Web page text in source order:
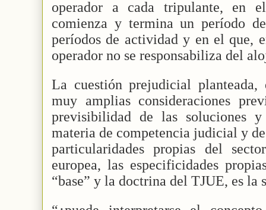
operador a cada tripulante, en
comienza y termina un período
períodos de actividad y en el que,
operador no se responsabiliza del
La cuestión prejudicial planteada,
muy amplias consideraciones
previsibilidad de las soluciones
materia de competencia judicial y
particularidades propias del
europea, las especificidades
“base” y la doctrina del TJUE, es la